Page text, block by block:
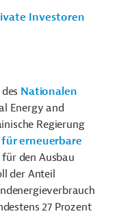
Investoren
Nationalen
Energy and
Regierung
erneuerbare
den Ausbau
der Anteil
27 Prozent